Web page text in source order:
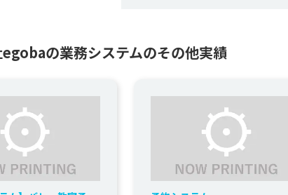
の業務システムのその他実績